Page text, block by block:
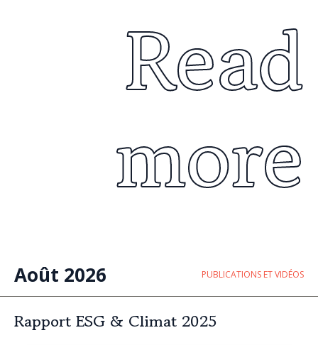
Read
more
Août 2026 PUBLICATIONS ET VIDÉOS
Rapport ESG & Climat 2025